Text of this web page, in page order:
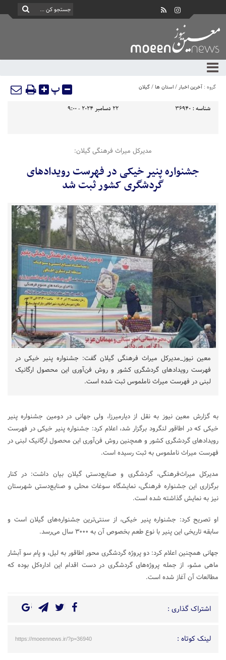
گروه : آخرین اخبار/استان ها/گیلان پ
شناسه : 36940 22 دسامبر 2024 - 9:00
مدیرکل میراث فرهنگی گیلان:
جشنواره پنیر خیکی در فهرست رویداد‌های
گردشگری کشور ثبت شد
معین نیوز_مدیرکل میراث فرهنگی گیلان گفت: جشنواره پنیر خیکی در
فهرست رویدادهای گردشگری کشور و روش فن‌آوری این محصول ارگانیک
لبنی در فهرست میراث ناملموس ثبت شده است.
به گزارش معین نیوز به نقل از دیارمیرزا، ولی جهانی در دومین جشنواره پنیر
خیکی که در اطاقور لنگرود برگزار شد، اعلام کرد: جشنواره پنیر خیکی در فهرست
رویدادهای گردشگری کشور و همچنین روش فن‌آوری این محصول ارگانیک لبنی در
فهرست میراث ناملموس به ثبت رسیده است.
مدیرکل میراث‌فرهنگی، گردشگری و صنایع‌دستی گیلان بیان داشت: در کنار
برگزاری این جشنواره فرهنگی، نمایشگاه سوغات محلی و صنایع‌دستی شهرستان
نیز به نمایش گذاشته شده است.
او تصریح کرد: جشنواره پنیر خیکی، از سنتی‌ترین جشنواره‌های گیلان است و
سابقه تاریخی این پنیر با نوع طعم بخصوص آن به ۳۰۰۰ سال می‌رسد.
جهانی همچنین اعلام کرد: دو پروژه گردشگری محور اطاقور به لیل، و پام سو آبشار
ماهی مشو، از جمله پروژه‌های گردشگری در دست اقدام این اداره‌کل بوده که
مطالعات آن آغاز شده است.
اشتراک گذاری :
لینک کوتاه : https://moeennews.ir/?p=36940